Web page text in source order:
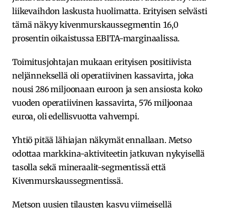
liikevaihdon laskusta huolimatta. Erityisen selvästi
tämä näkyy kivenmurskaussegmentin 16,0
prosentin oikaistussa EBITA-marginaalissa.
Toimitusjohtajan mukaan erityisen positiivista
neljänneksellä oli operatiivinen kassavirta, joka
nousi 286 miljoonaan euroon ja sen ansiosta koko
vuoden operatiivinen kassavirta, 576 miljoonaa
euroa, oli edellisvuotta vahvempi.
Yhtiö pitää lähiajan näkymät ennallaan. Metso
odottaa markkina-aktiviteetin jatkuvan nykyisellä
tasolla sekä mineraalit-segmentissä että
Kivenmurskaussegmentissä.
Metson uusien tilausten kasvu viimeisellä